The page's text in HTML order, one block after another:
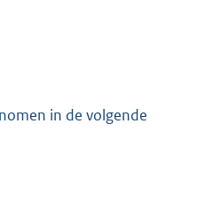
in de volgende